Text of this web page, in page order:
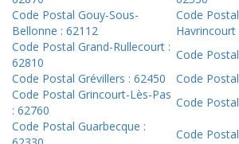
Code Postal Gouy-Sous-
Bellonne : 62112
Code
Havrincourt
Code Postal Grand-Rullecourt :
62810
Code
Code Postal Grévillers : 62450
Code
Code Postal Grincourt-Lès-Pas
: 62760
Code
Code Postal Guarbecque :
Code